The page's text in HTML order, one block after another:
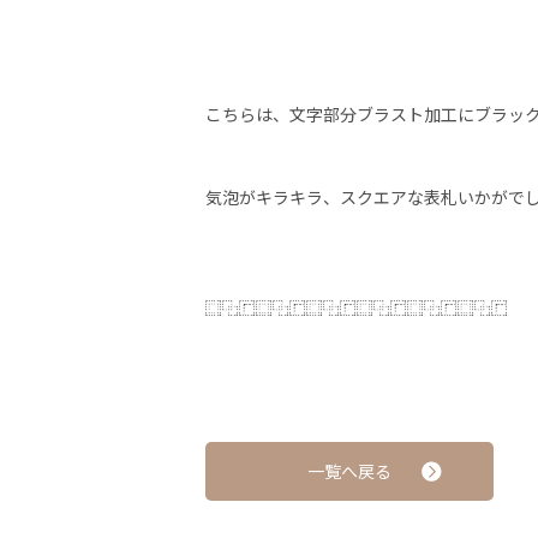
こちらは、文字部分ブラスト加工にブラッ
気泡がキラキラ、スクエアな表札いかがで
⿴⿻⿸⿴⿻⿸⿴⿻⿸⿴⿻⿸⿴⿻⿸⿴⿻⿸
一覧へ戻る